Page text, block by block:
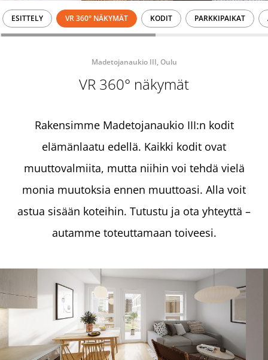
ESITTELY VR 360° NÄKYMÄT KODIT PARKKIPAIKAT
Madetojanaukio III, Oulu
VR 360° näkymät
Rakensimme Madetojanaukio III:n kodit
elämänlaatu edellä. Kaikki kodit ovat
muuttovalmiita, mutta niihin voi tehdä vielä
monia muutoksia ennen muuttoasi. Alla voit
astua sisään koteihin. Tutustu ja ota yhteyttä –
autamme toteuttamaan toiveesi.